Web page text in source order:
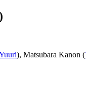
), Matsubara Kanon (